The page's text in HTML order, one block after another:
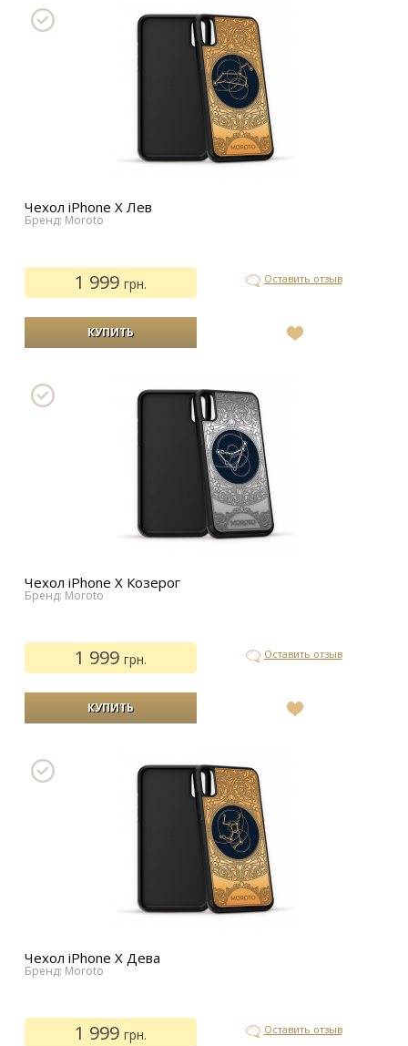
Чехол iPhone Х Лев
Бренд: Moroto
1 999грн. Оставить отзыв
Чехол iPhone Х Козерог
Бренд: Moroto
1 999грн. Оставить отзыв
Чехол iPhone Х Дева
Бренд: Moroto
1 999грн. Оставить отзыв